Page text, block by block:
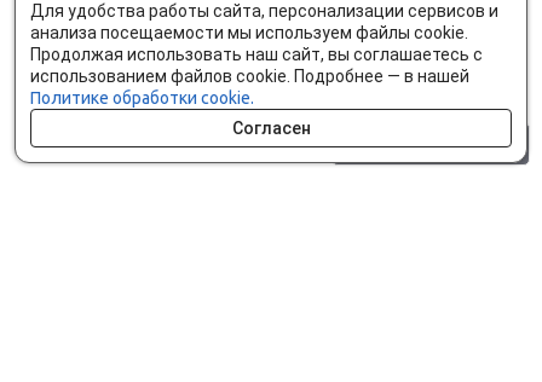
Для удобства работы сайта, персонализации сервисов и
анализа посещаемости мы используем файлы cookie.
Продолжая использовать наш сайт, вы соглашаетесь с
использованием файлов cookie. Подробнее — в нашей
Политике обработки cookie.
Согласен